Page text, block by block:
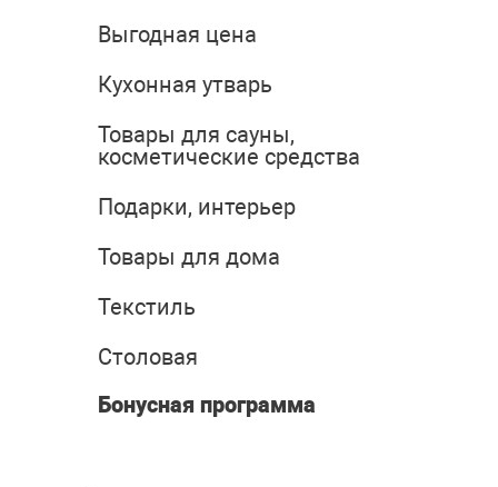
Выгодная цена
Кухонная утварь
Товары для сауны,
косметические средства
Подарки, интерьер
Товары для дома
Текстиль
Столовая
Бонусная программа